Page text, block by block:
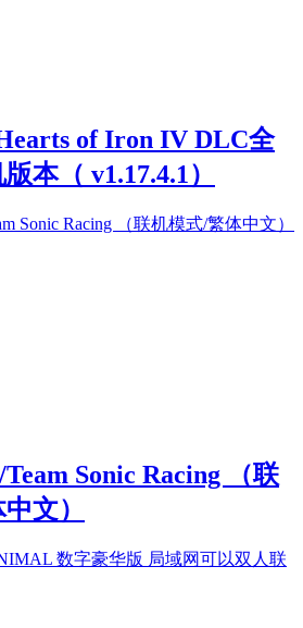
of Iron IV DLC全
本（ v1.17.4.1）
Sonic Racing （联
文）